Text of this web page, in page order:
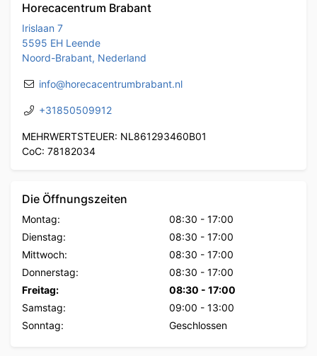
Horecacentrum Brabant
Irislaan 7
5595 EH Leende
Noord-Brabant, Nederland
info@horecacentrumbrabant.nl
+31850509912
MEHRWERTSTEUER: NL861293460B01
CoC: 78182034
Die Öffnungszeiten
Montag: 08:30 - 17:00
Dienstag:
08:30 - 17:00
Mittwoch:
08:30 - 17:00
Donnerstag:
08:30 - 17:00
Freitag:
08:30 - 17:00
Samstag:
09:00 - 13:00
Sonntag:
Geschlossen